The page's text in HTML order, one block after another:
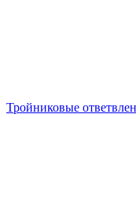
Тройниковые